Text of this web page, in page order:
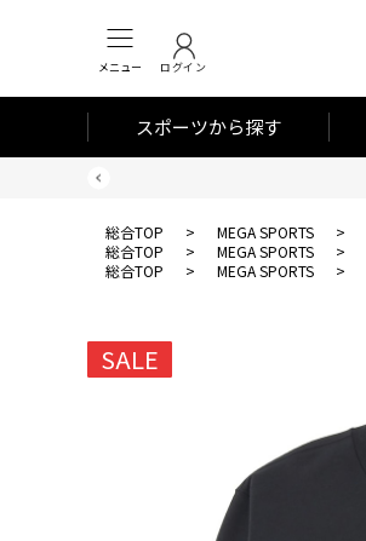
メニュー ログイン
スポーツから探す
総合TOP > MEGA SPORTS >
総合TOP
> MEGA SPORTS >
総合TOP
> MEGA SPORTS >
SALE